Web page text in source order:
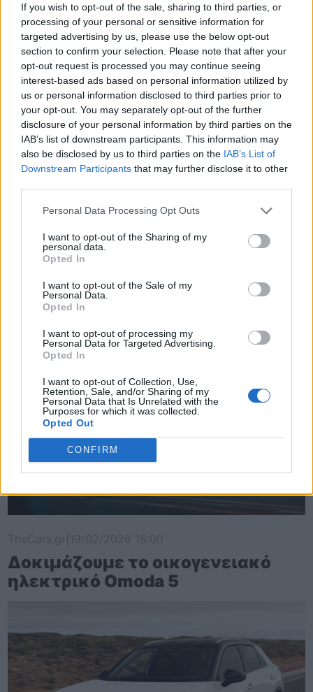
If you wish to opt-out of the sale, sharing to third parties, or
processing of your personal or sensitive information for
targeted advertising by us, please use the below opt-out
section to confirm your selection. Please note that after your
opt-out request is processed you may continue seeing
interest-based ads based on personal information utilized by
us or personal information disclosed to third parties prior to
your opt-out. You may separately opt-out of the further
disclosure of your personal information by third parties on the
IAB’s list of downstream participants. This information may
also be disclosed by us to third parties on the IAB’s List of
Downstream Participants that may further disclose it to other
Personal Data Processing Opt Outs
I want to opt-out of the Sharing of my
personal data.
Opted In
I want to opt-out of the Sale of my
Personal Data.
Opted In
I want to opt-out of processing my
Personal Data for Targeted Advertising.
Opted In
I want to opt-out of Collection, Use,
Retention, Sale, and/or Sharing of my
Personal Data that Is Unrelated with the
Purposes for which it was collected.
Opted Out
CONFIRM
εξάτμισησυμβουλές
συμβουλές συντήρησης
Δείτε επίσης
Δοκιμάζουμε το οικογενειακό
ηλεκτρικό Omoda 5